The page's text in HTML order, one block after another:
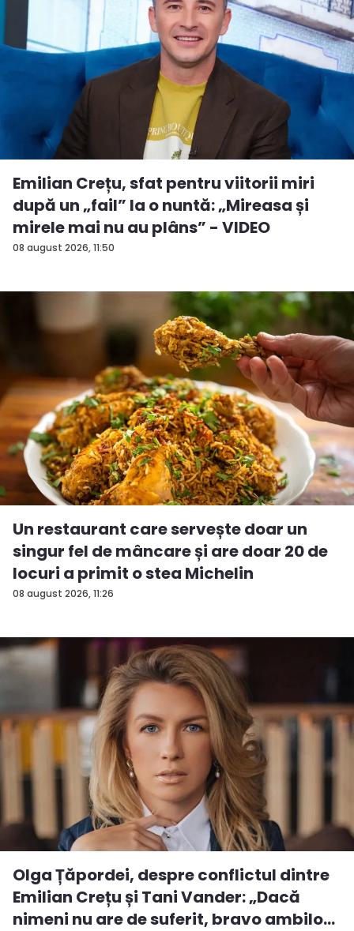
08 august 2026, 11:50
Emilian Crețu, sfat pentru viitorii miri
după un „fail” la o nuntă: „Mireasa și
mirele mai nu au plâns” - VIDEO
08 august 2026, 11:26
Un restaurant care servește doar un
singur fel de mâncare și are doar 20 de
locuri a primit o stea Michelin
Olga Țăpordei, despre conflictul dintre
Emilian Crețu și Tani Vander: „Dacă
nimeni nu are de suferit, bravo ambilo...